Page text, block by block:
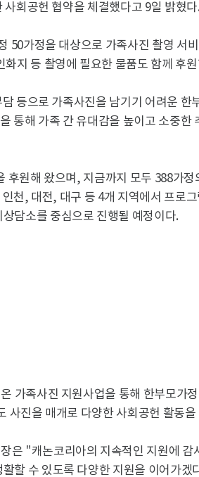
회공헌 협약을 체결했다고 9일 밝혔다.
50가정을 대상으로 가족사진 촬영 서
지 등 촬영에 필요한 물품도 함께 후
등으로 가족사진을 남기기 어려운 한
통해 가족 간 유대감을 높이고 소중한
후원해 왔으며, 지금까지 모두 388가
천, 대전, 대구 등 4개 지역에서 프로
담소를 중심으로 진행될 예정이다.
가족사진 지원사업을 통해 한부모가
사진을 매개로 다양한 사회공헌 활동
은 "캐논코리아의 지속적인 지원에
할 수 있도록 다양한 지원을 이어가겠